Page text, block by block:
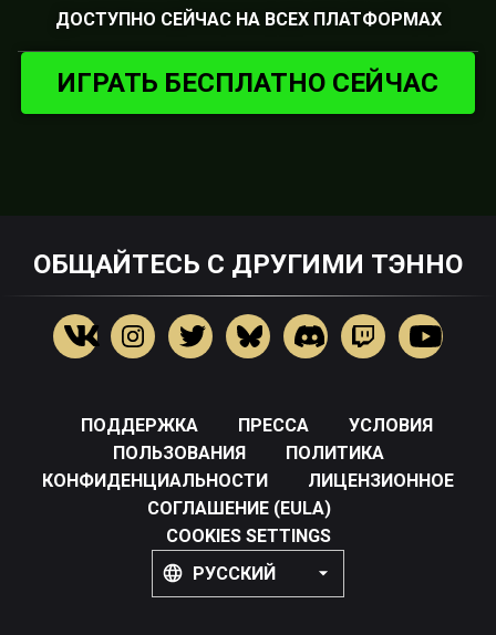
ДОСТУПНО СЕЙЧАС НА ВСЕХ ПЛАТФОРМАХ
ИГРАТЬ БЕСПЛАТНО СЕЙЧАС
ОБЩАЙТЕСЬ С ДРУГИМИ ТЭННО
ПОДДЕРЖКА ПРЕССА
УСЛОВИЯ
ПОЛЬЗОВАНИЯ
ПОЛИТИКА
КОНФИДЕНЦИАЛЬНОСТИ
ЛИЦЕНЗИОННОЕ
СОГЛАШЕНИЕ (EULA)
COOKIES SETTINGS
РУССКИЙ